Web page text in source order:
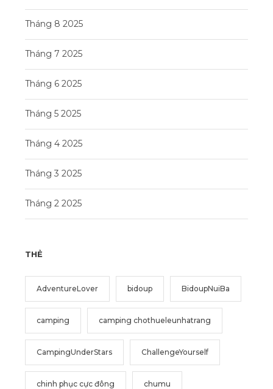
Tháng 8 2025
Tháng 7 2025
Tháng 6 2025
Tháng 5 2025
Tháng 4 2025
Tháng 3 2025
Tháng 2 2025
THẺ
AdventureLover bidoup BidoupNuiBa
camping camping chothueleunhatrang
CampingUnderStars ChallengeYourself
chinh phục cực đông chumu